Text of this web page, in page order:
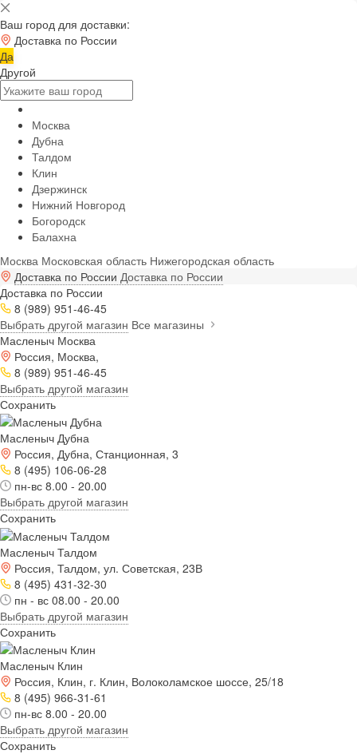
Ваш город для доставки:
Доставка по России
Да
Другой
Москва
Дубна
Талдом
Клин
Дзержинск
Нижний Новгород
Богородск
Балахна
Москва Московская область Нижегородская область
Доставка по России Доставка по России
Доставка по России
8 (989) 951-46-45
Выбрать другой магазин Все магазины
Масленыч Москва
Россия, Москва,
8 (989) 951-46-45
Выбрать другой магазин
Сохранить
Масленыч Дубна
Россия, Дубна, Станционная, 3
8 (495) 106-06-28
пн-вс 8.00 - 20.00
Выбрать другой магазин
Сохранить
Масленыч Талдом
Россия, Талдом, ул. Советская, 23В
8 (495) 431-32-30
пн - вс 08.00 - 20.00
Выбрать другой магазин
Сохранить
Масленыч Клин
Россия, Клин, г. Клин, Волоколамское шоссе, 25/18
8 (495) 966-31-61
пн-вс 8.00 - 20.00
Выбрать другой магазин
Сохранить